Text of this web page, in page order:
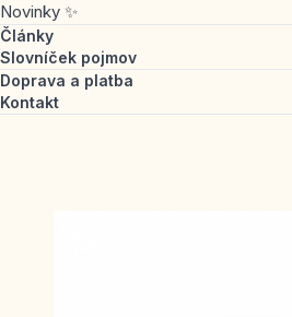
Novinky ✨
Články
Slovníček pojmov
Doprava a platba
Kontakt